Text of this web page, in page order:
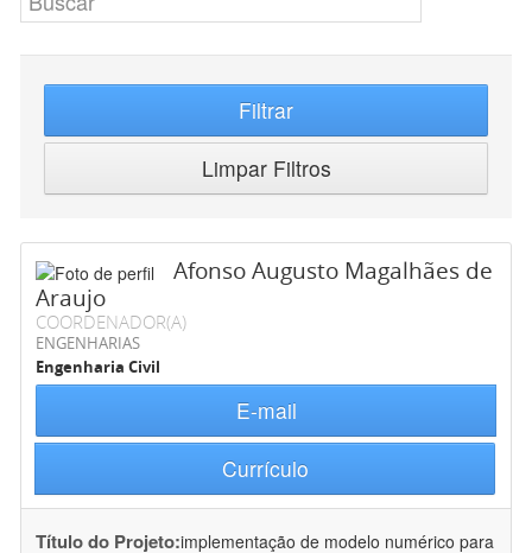
Filtrar
Limpar Filtros
Afonso Augusto Magalhães de
Araujo
COORDENADOR(A)
ENGENHARIAS
Engenharia Civil
E-mail
Currículo
Título do Projeto:implementação de modelo numérico para